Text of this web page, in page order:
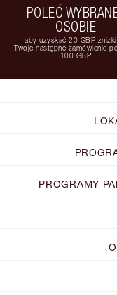
POLEĆ
OSOBIE
aby uzyskać 20 GBP
Twoje następne zamówienie
100 GBP
PROGRAMY